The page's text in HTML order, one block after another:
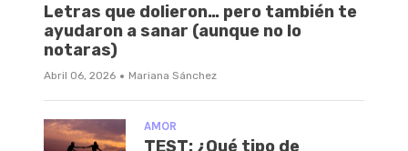
Letras que dolieron… pero también te
ayudaron a sanar (aunque no lo
notaras)
Abril 06, 2026 · Mariana Sánchez
AMOR
TEST: ¿Qué tipo de